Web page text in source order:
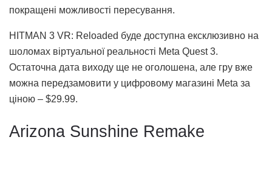
покращені можливості пересування.
HITMAN 3 VR: Reloaded буде доступна ексклюзивно на
шоломах віртуальної реальності Meta Quest 3.
Остаточна дата виходу ще не оголошена, але гру вже
можна передзамовити у цифровому магазині Meta за
ціною – $29.99.
Arizona Sunshine Remake